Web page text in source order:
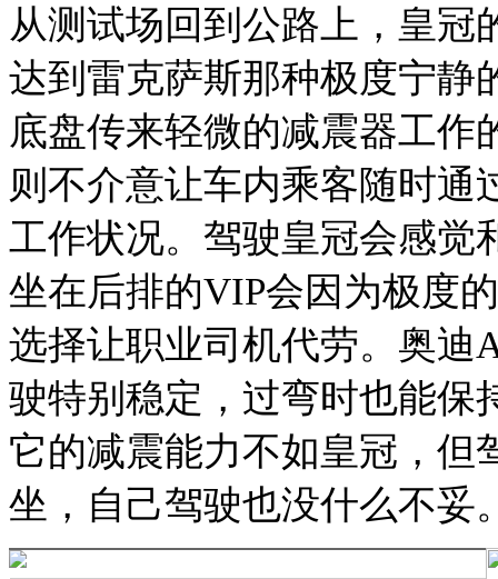
从测试场回到公路上，皇冠
达到雷克萨斯那种极度宁静
底盘传来轻微的减震器工作
则不介意让车内乘客随时通
工作状况。驾驶皇冠会感觉
坐在后排的VIP会因为极度
选择让职业司机代劳。奥迪
驶特别稳定，过弯时也能保
它的减震能力不如皇冠，但
坐，自己驾驶也没什么不妥